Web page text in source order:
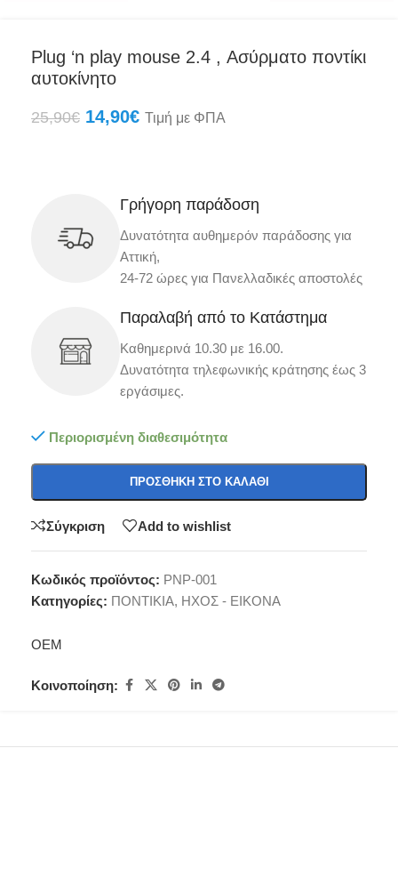
Plug ‘n play mouse 2.4 , Ασύρματο ποντίκι
αυτοκίνητο
25,90€ 14,90€ Τιμή με ΦΠΑ
Γρήγορη παράδοση
Δυνατότητα αυθημερόν παράδοσης για
Αττική,
24-72 ώρες για Πανελλαδικές αποστολές
Παραλαβή από το Κατάστημα
Καθημερινά 10.30 με 16.00.
Δυνατότητα τηλεφωνικής κράτησης έως 3
εργάσιμες.
Περιορισμένη διαθεσιμότητα
ΠΡΟΣΘΉΚΗ ΣΤΟ ΚΑΛΆΘΙ
Σύγκριση Add to wishlist
Κωδικός προϊόντος: PNP-001
Κατηγορίες: ΠΟΝΤΙΚΙΑ, ΗΧΟΣ - ΕΙΚΟΝΑ
OEM
Κοινοποίηση: